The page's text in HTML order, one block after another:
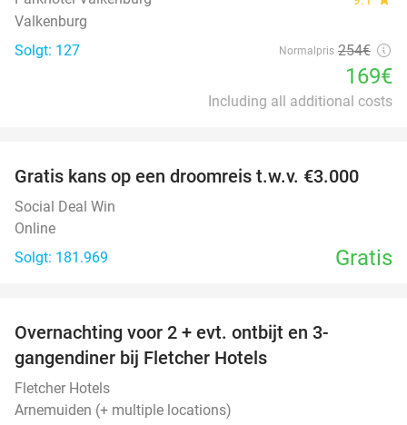
Valkenburg
Solgt: 127
Normalpris 254€
169€
Including all additional costs
Gratis kans op een droomreis t.w.v. €3.000
Social Deal Win
Online
Solgt: 181.969
Gratis
Overnachting voor 2 + evt. ontbijt en 3-
gangendiner bij Fletcher Hotels
Fletcher Hotels
Arnemuiden (+ multiple locations)